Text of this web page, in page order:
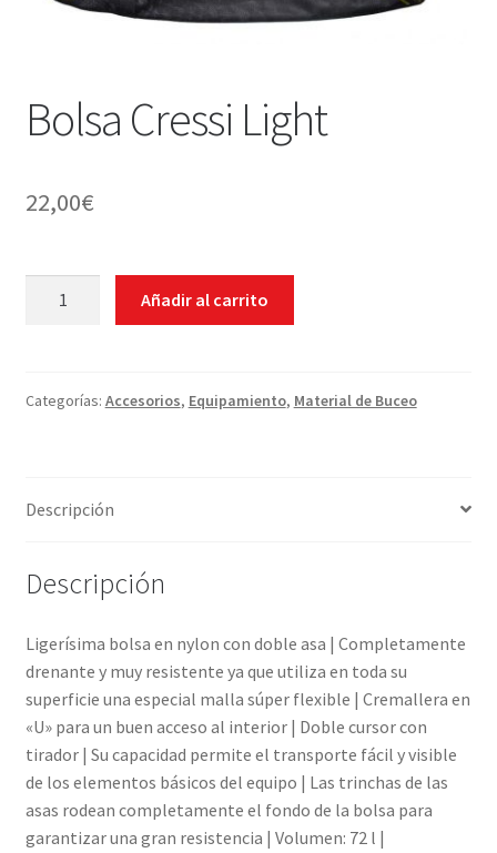
Bolsa Cressi Light
22,00€
Añadir al carrito
Categorías: Accesorios, Equipamiento, Material de Buceo
Descripción
Descripción
Ligerísima bolsa en nylon con doble asa | Completamente
drenante y muy resistente ya que utiliza en toda su
superficie una especial malla súper flexible | Cremallera en
«U» para un buen acceso al interior | Doble cursor con
tirador | Su capacidad permite el transporte fácil y visible
de los elementos básicos del equipo | Las trinchas de las
asas rodean completamente el fondo de la bolsa para
garantizar una gran resistencia | Volumen: 72 l |